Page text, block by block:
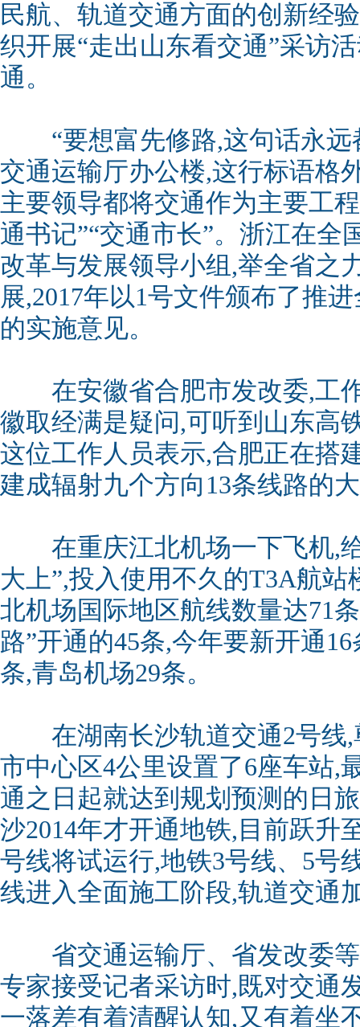
民航、轨道交通方面的创新经
织开展“走出山东看交通”采访
通。
“要想富先修路,这句话永远
交通运输厅办公楼,这行标语格
主要领导都将交通作为主要工
通书记”“交通市长”。浙江在全
改革与发展领导小组,举全省之
展,2017年以1号文件颁布了推
的实施意见。
在安徽省合肥市发改委,工
徽取经满是疑问,可听到山东高
这位工作人员表示,合肥正在搭
建成辐射九个方向13条线路的
在重庆江北机场一下飞机,
大上”,投入使用不久的T3A航站
北机场国际地区航线数量达71
路”开通的45条,今年要新开通
条,青岛机场29条。
在湖南长沙轨道交通2号线,
市中心区4公里设置了6座车站,
通之日起就达到规划预测的日
沙2014年才开通地铁,目前跃升
号线将试运行,地铁3号线、5号
线进入全面施工阶段,轨道交
省交通运输厅、省发改委等
专家接受记者采访时,既对交通
一落差有着清醒认知,又有着坐